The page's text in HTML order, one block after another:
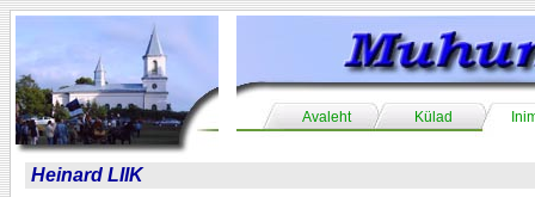
Avaleht Külad
Heinard LIIK